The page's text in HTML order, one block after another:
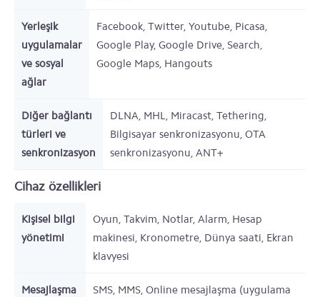
Yerleşik
uygulamalar
ve sosyal
ağlar
Facebook, Twitter, Youtube, Picasa,
Google Play, Google Drive, Search,
Google Maps, Hangouts
Diğer bağlantı
türleri ve
senkronizasyon
DLNA, MHL, Miracast, Tethering,
Bilgisayar senkronizasyonu, OTA
senkronizasyonu, ANT+
Cihaz özellikleri
Kişisel bilgi
yönetimi
Oyun, Takvim, Notlar, Alarm, Hesap
makinesi, Kronometre, Dünya saati, Ekran
klavyesi
Mesajlaşma
SMS, MMS, Online mesajlaşma (uygulama